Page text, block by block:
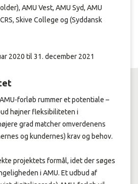
AMU Vest, AMU Syd, AMU
Skive College og (Syddansk
2020 til 31. december 2021
forløb rummer et potentiale –
højner fleksibiliteten i
grad matcher omverdenens
og kundernes) krav og behov.
projektets formål, idet der søges
i AMU. Et udbud af